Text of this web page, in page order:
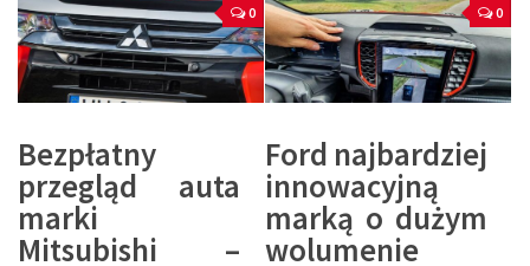
0
Bezpłatny
przegląd auta
marki
Mitsubishi –
0
Ford najbardziej
innowacyjną
marką o dużym
wolumenie